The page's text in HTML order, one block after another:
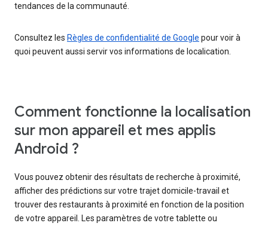
tendances de la communauté.
Consultez les Règles de confidentialité de Google pour voir à
quoi peuvent aussi servir vos informations de localication.
Comment fonctionne la localisation
sur mon appareil et mes applis
Android ?
Vous pouvez obtenir des résultats de recherche à proximité,
afficher des prédictions sur votre trajet domicile-travail et
trouver des restaurants à proximité en fonction de la position
de votre appareil. Les paramètres de votre tablette ou